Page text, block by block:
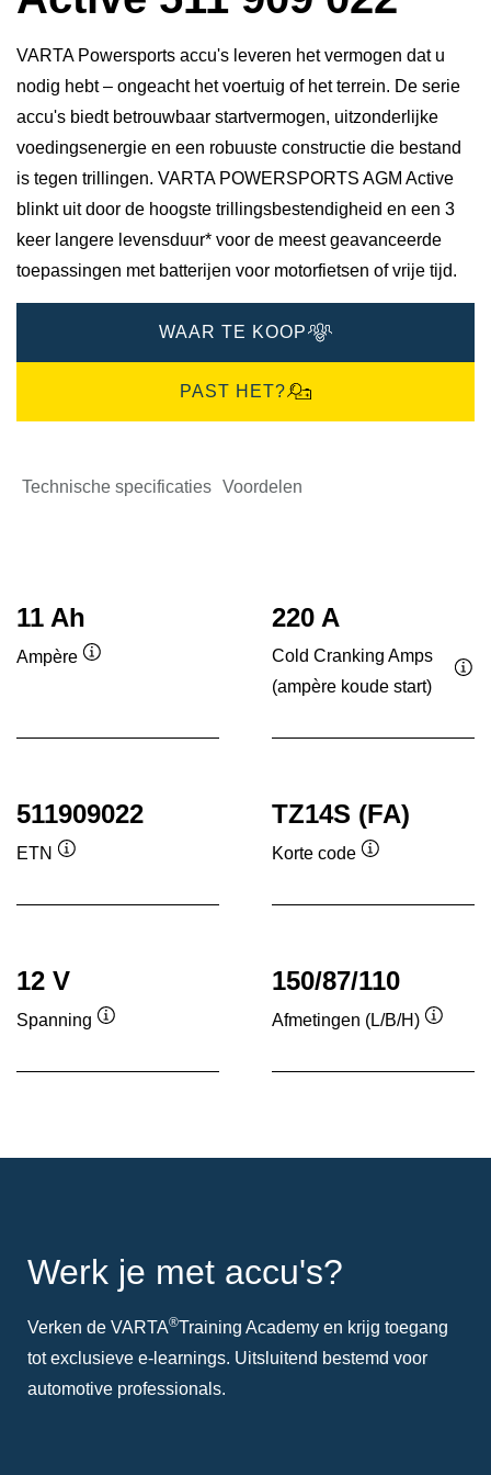
VARTA Powersports accu's leveren het vermogen dat u
nodig hebt – ongeacht het voertuig of het terrein. De serie
accu's biedt betrouwbaar startvermogen, uitzonderlijke
voedingsenergie en een robuuste constructie die bestand
is tegen trillingen. VARTA POWERSPORTS AGM Active
blinkt uit door de hoogste trillingsbestendigheid en een 3
keer langere levensduur* voor de meest geavanceerde
toepassingen met batterijen voor motorfietsen of vrije tijd.
WAAR TE KOOP
PAST HET?
Technische specificaties Voordelen
11 Ah
Ampère
tool
220 A
Cold Cranking Amps
(ampère koude start)
511909022
ETN
de
TZ14S (FA)
Korte code
de
12 V
Spanning
de
150/87/110
Afmetingen (L/B/H)
de
Werk je met accu's?
Verken de VARTA®Training Academy en krijg toegang
tot exclusieve e-learnings. Uitsluitend bestemd voor
automotive professionals.